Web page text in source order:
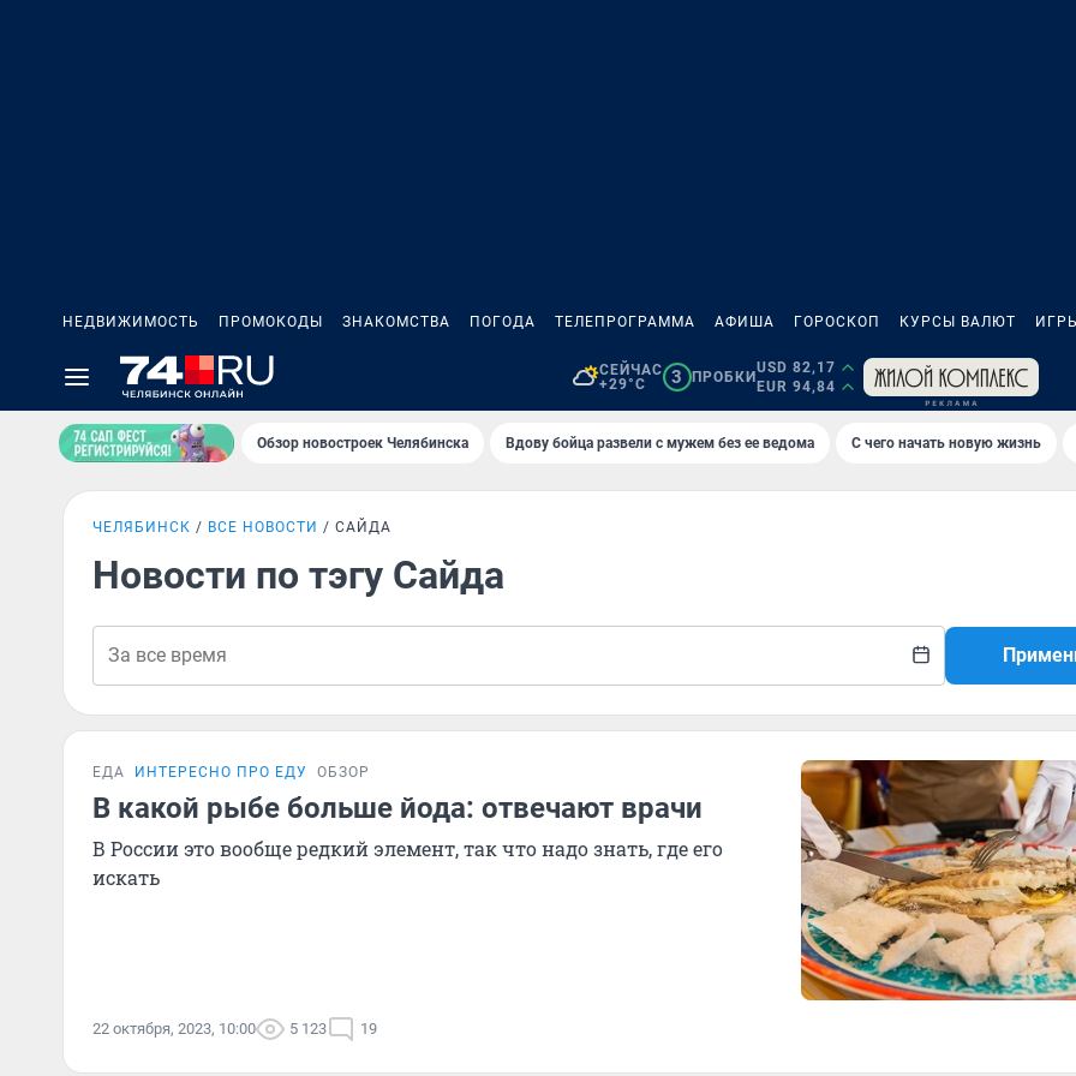
НЕДВИЖИМОСТЬ ПРОМОКОДЫ ЗНАКОМСТВА ПОГОДА ТЕЛЕПРОГРАММА АФИША ГОРОСКОП КУРСЫ ВАЛЮТ
СЕЙЧАС
+29°C
3 ПРОБКИ
USD 82,17
EUR 94,84
Обзор новостроек Челябинска Вдову бойца развели с мужем без ее ведома С чего начать новую жизнь
ЧЕЛЯБИНСК ВСЕ НОВОСТИ САЙДА
Новости по тэгу Сайда
ЕДА ИНТЕРЕСНО ПРО ЕДУ ОБЗОР
В какой рыбе больше йода: отвечают врачи
В России это вообще редкий элемент, так что надо знать, где его
искать
22 октября, 2023, 10:00 5 123 19